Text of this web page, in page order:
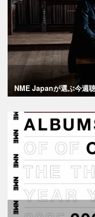
NME Japanが選ぶ今週